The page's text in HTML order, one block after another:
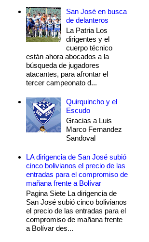
San José en busca
de delanteros
La Patria Los
dirigentes y el
cuerpo técnico
están ahora abocados a la
búsqueda de jugadores
atacantes, para afrontar el
tercer campeonato d...
Quirquincho y el
Escudo
Gracias a Luis
Marco Fernandez
Sandoval
LA dirigencia de San José subió
cinco bolivianos el precio de las
entradas para el compromiso de
mañana frente a Bolívar
Pagina Siete La dirigencia de
San José subió cinco bolivianos
el precio de las entradas para el
compromiso de mañana frente
a Bolívar des...